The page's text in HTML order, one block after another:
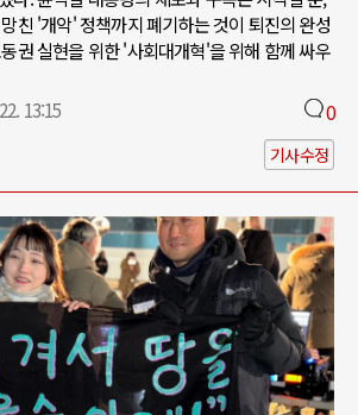
친 '개악' 정책까지 폐기하는 것이 퇴진의 완성
권 실현을 위한 '사회대개혁'을 위해 함께 싸우
13:15 0
기사수정